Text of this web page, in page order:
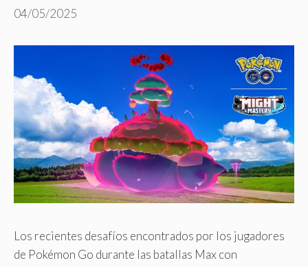
04/05/2025
Los recientes desafíos encontrados por los jugadores
de Pokémon Go durante las batallas Max con